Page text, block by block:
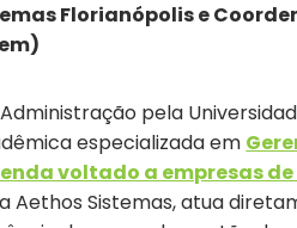
Florianópolis e
pela
especializada em
voltado a empresas
Aethos Sistemas, atua